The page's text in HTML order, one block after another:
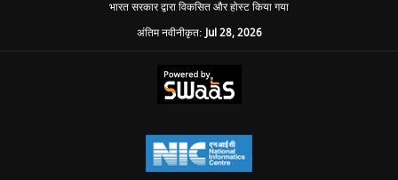
भारत सरकार द्वारा विकसित और होस्ट किया गया
अंतिम नवीनीकृत:Jul 28, 2026